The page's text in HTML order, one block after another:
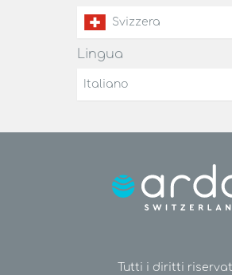
Svizzera
Lingua
Italiano
Tutti i diritti